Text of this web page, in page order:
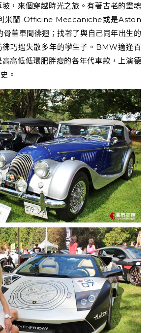
，來個穿越時光之旅。有著古老的靈魂
米蘭 Officine Meccaniche或是Aston
董車間徘迴；找著了與自己同年出生的
彿巧遇失散多年的孿生子。BMW適逢百
高低低環肥胖瘦的各年代車款，上演德
。